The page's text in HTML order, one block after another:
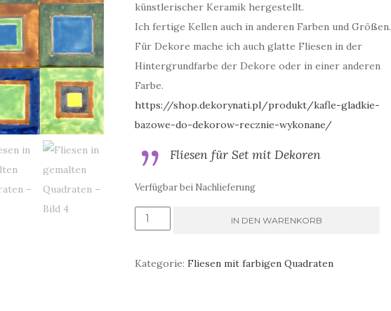
künstlerischer Keramik hergestellt.
Ich fertige Kellen auch in anderen Farben und Größen.
Für Dekore mache ich auch glatte Fliesen in der
Hintergrundfarbe der Dekore oder in einer anderen
Farbe.
https://shop.dekorynati.pl/produkt/kafle-gladkie-
bazowe-do-dekorow-recznie-wykonane/
Fliesen für Set mit Dekoren
Verfügbar bei Nachlieferung
Fliesen
IN DEN WARENKORB
Kategorie: Fliesen mit farbigen Quadraten